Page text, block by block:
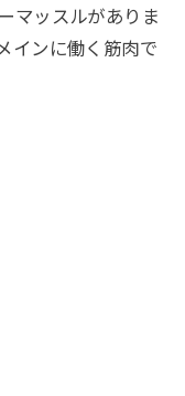
マッスルがありま
インに働く筋肉で